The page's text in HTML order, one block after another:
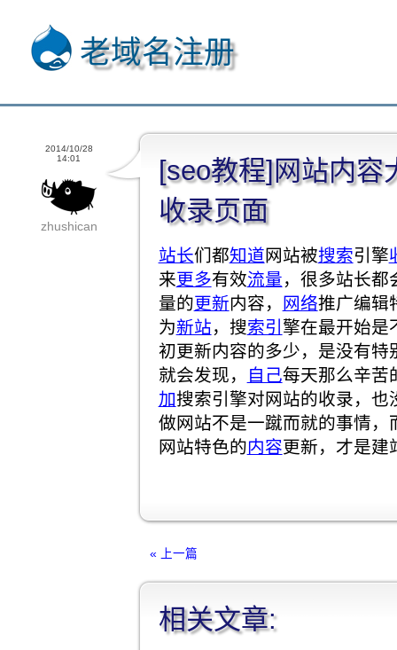
老域名注册
2014/10/28
14:01
zhushican
[seo教程]网站内容
收录页面
站长们都知道网站被搜索引擎
来更多有效流量，很多站长都
量的更新内容， 网络推广编辑
为新站，搜索引 擎在最开始是
初更新内容的多少，是没有
就会发现，
自己每天那么辛苦
加搜索引擎对网站的收录，
做网站不是一蹴而就的事情，
网站特色的内容更新，才是建
« 上一篇
相关文章: